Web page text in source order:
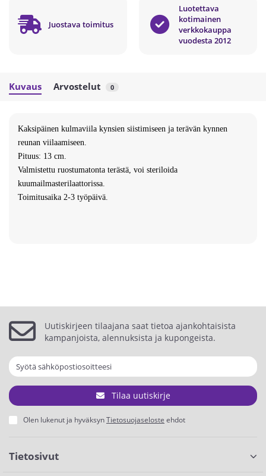
Juostava toimitus
Luotettava
kotimainen
verkkokauppa
vuodesta 2012
Kuvaus Arvostelut 0
Kaksipäinen kulmaviila kynsien siistimiseen ja terävän kynnen
reunan viilaamiseen.
Pituus: 13 cm.
Valmistettu ruostumatonta terästä, voi steriloida
kuumailmasterilaattorissa.
Toimitusaika 2-3 työpäivä.
Uutiskirjeen tilaajana saat tietoa ajankohtaisista
kampanjoista, alennuksista ja kupongeista.
Tilaa uutiskirje
Olen lukenut ja hyväksynTietosuojaseloste ehdot
Tietosivut